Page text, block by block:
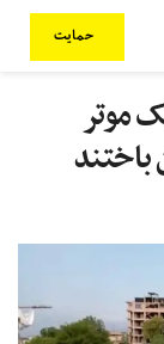
حمایت
موتر